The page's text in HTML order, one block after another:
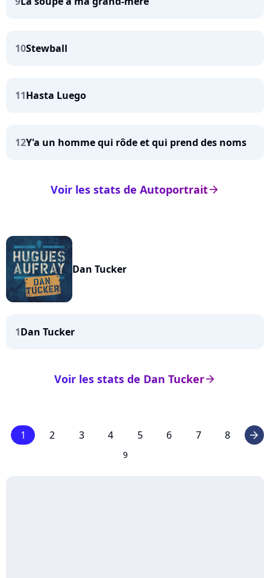
10Stewball
11Hasta Luego
12Y'a un homme qui rôde et qui prend des noms
arrow_right
Voir les stats de Autoportrait
Dan Tucker
1Dan Tucker
arrow_right
Voir les stats de Dan Tucker
1 2 3 4 5 6 7 8
9
arrow_right